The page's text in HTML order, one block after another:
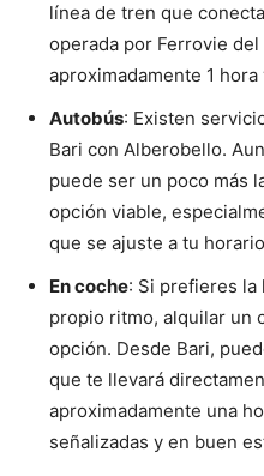
línea de tren que
operada por Ferrovie del
aproximadamente 1
Autobús: Existen
Bari con Alberobello.
puede ser un poco más
opción viable,
que se ajuste a tu
En coche: Si prefieres
propio ritmo, alquilar un
opción. Desde Bari,
que te llevará
aproximadamente una
señalizadas y en buen